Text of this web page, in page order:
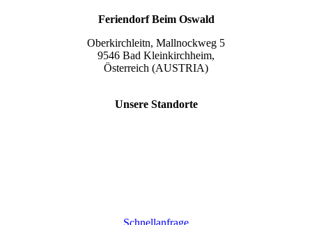
Feriendorf Beim Oswald
Oberkirchleitn, Mallnockweg 5
9546 Bad Kleinkirchheim,
Österreich (AUSTRIA)
Unsere Standorte
Schnellanfrage